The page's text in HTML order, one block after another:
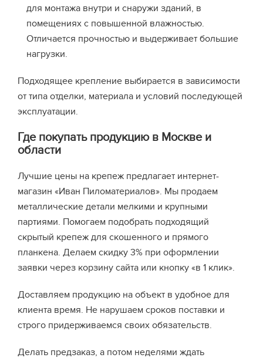
для монтажа внутри и снаружи зданий, в
помещениях с повышенной влажностью.
Отличается прочностью и выдерживает большие
нагрузки.
Подходящее крепление выбирается в зависимости
от типа отделки, материала и условий последующей
эксплуатации.
Где покупать продукцию в Москве и
области
Лучшие цены на крепеж предлагает интернет-
магазин «Иван Пиломатериалов». Мы продаем
металлические детали мелкими и крупными
партиями. Помогаем подобрать подходящий
скрытый крепеж для скошенного и прямого
планкена. Делаем скидку 3% при оформлении
заявки через корзину сайта или кнопку «в 1 клик».
Доставляем продукцию на объект в удобное для
клиента время. Не нарушаем сроков поставки и
строго придерживаемся своих обязательств.
Делать предзаказ, а потом неделями ждать